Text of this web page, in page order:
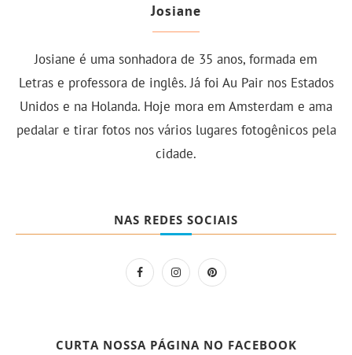
Josiane
Josiane é uma sonhadora de 35 anos, formada em
Letras e professora de inglês. Já foi Au Pair nos Estados
Unidos e na Holanda. Hoje mora em Amsterdam e ama
pedalar e tirar fotos nos vários lugares fotogênicos pela
cidade.
NAS REDES SOCIAIS
CURTA NOSSA PÁGINA NO FACEBOOK